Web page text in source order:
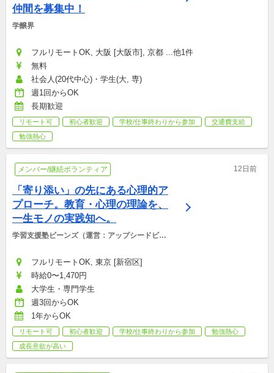
仲間を募集中！
学醸界
フルリモートOK, 大阪 [大阪市], 京都 ...他1件
無料
社会人(20代中心)・学生(大, 専)
週1回からOK
長期歓迎
リモート可 初心者歓迎 学校/仕事終わりから参加
交通費支給
勉強熱心
メンバー/継続ボランティア 12日前
「寄り添い」の先にある心理的ア
プローチ。教育・心理の理論を、
一生モノの実践知へ。
学習支援塾ビーンズ（運営：アップシードビー
フルリモートOK, 東京 [新宿区]
時給0〜1,470円
大学生・専門学生
週3回からOK
1年からOK
リモート可 初心者歓迎 学校/仕事終わりから参加
勉強熱心
成長意欲が高い